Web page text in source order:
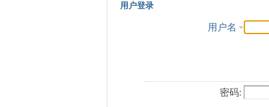
用户登录
用户名
密码: